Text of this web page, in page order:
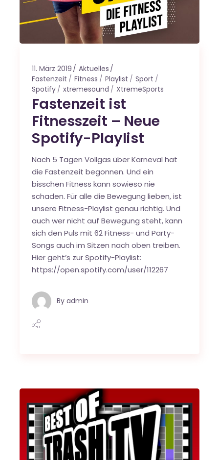
11. März 2019
Aktuelles
Fastenzeit
Fitness Playlist
Sport
Spotify
xtremesound XtremeSports
Fastenzeit ist
Fitnesszeit – Neue
Spotify-Playlist
Nach 5 Tagen Vollgas über Karneval hat
die Fastenzeit begonnen. Und ein
bisschen Fitness kann sowieso nie
schaden. Für alle die Bewegung lieben, ist
unsere Fitness-Playlist genau richtig. Und
auch wer nicht auf Bewegung steht, kann
sich den Puls mit 62 Fitness- und Party-
Songs auch im Sitzen nach oben treiben.
Hier geht’s zur Spotify-Playlist:
https://open.spotify.com/user/112267
By admin